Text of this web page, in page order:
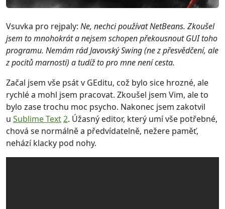
Vsuvka pro rejpaly: Ne, nechci používat NetBeans. Zkoušel
jsem to mnohokrát a nejsem schopen překousnout GUI toho
programu. Nemám rád Javovský Swing (ne z přesvědčení, ale
z pocitů marnosti) a tudíž to pro mne není cesta.
Začal jsem vše psát v GEditu, což bylo sice hrozné, ale
rychlé a mohl jsem pracovat. Zkoušel jsem Vim, ale to
bylo zase trochu moc psycho. Nakonec jsem zakotvil
u Sublime Text2. Úžasný editor, který umí vše potřebné,
chová se normálně a předvídatelně, nežere paměť,
nehází klacky pod nohy.